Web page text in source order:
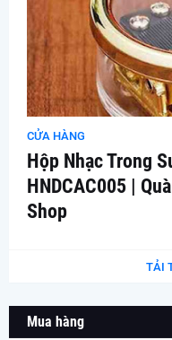
CỬA HÀNG
Hộp Nhạc Trong
HNDCAC005 |
Shop
TẢI
Mua hàng